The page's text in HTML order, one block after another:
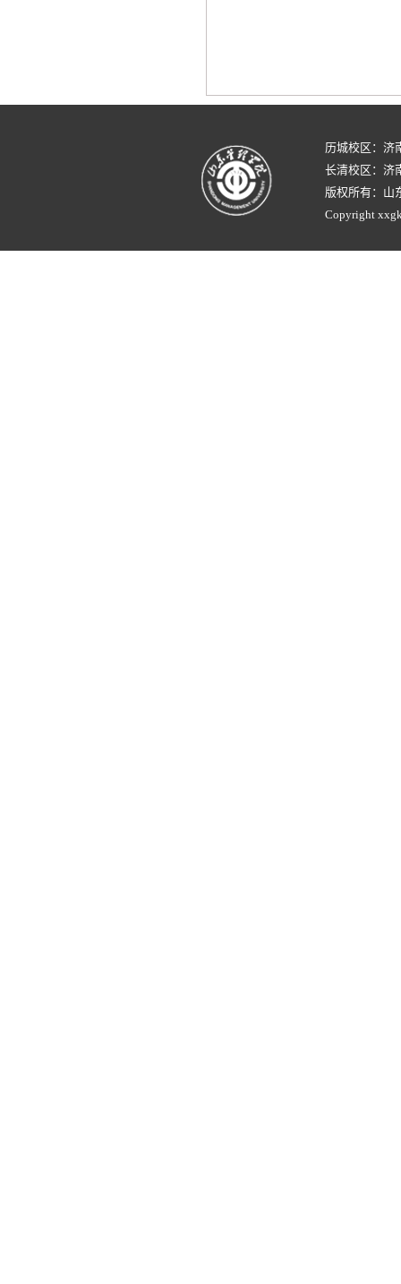
历城校区：
长清校区：
版权所有：山
Copyright